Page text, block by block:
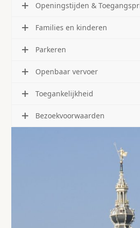
Openingstijden &
Families en kinderen
Parkeren
Openbaar vervoer
Toegankelijkheid
Bezoekvoorwaarden